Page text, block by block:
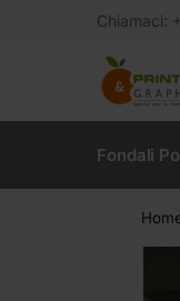
Chiamaci:
Fondali